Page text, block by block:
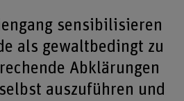
sensibilisieren
als gewaltbedingt zu
Abklärungen
auszuführen und